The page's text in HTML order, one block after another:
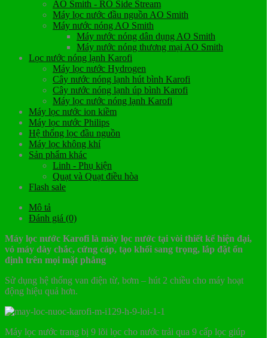
AO Smith - RO Side Stream
Máy lọc nước đầu nguồn AO Smith
Máy nước nóng AO Smith
Máy nước nóng dân dụng AO Smith
Máy nước nóng thương mại AO Smith
Lọc nước nóng lạnh Karofi
Máy lọc nước Hydrogen
Cây nước nóng lạnh hút bình Karofi
Cây nước nóng lạnh úp bình Karofi
Máy lọc nước nóng lạnh Karofi
Máy lọc nước ion kiềm
Máy lọc nước Philips
Hệ thống lọc đầu nguồn
Máy lọc không khí
Sản phẩm khác
Linh - Phụ kiện
Quạt và Quạt điều hòa
Flash sale
Mô tả
Đánh giá (0)
Máy lọc nước Karofi là máy lọc nước tại vòi thiết kế hiện đại,
vỏ máy dày chắc, cứng cáp, tạo khối sang trọng, lắp đặt ổn
định trên mọi mặt phẳng
Sử dụng hệ thống van điện từ, bơm – hút 2 chiều cho máy hoạt
động hiệu quả hơn.
Máy lọc nước trang bị 9 lõi lọc cho nước trải qua 9 cấp lọc giúp